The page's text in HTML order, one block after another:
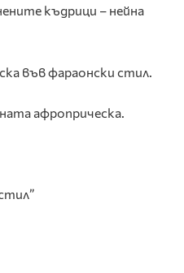
къдрици – нейна
във фараонски стил.
афроприческа.